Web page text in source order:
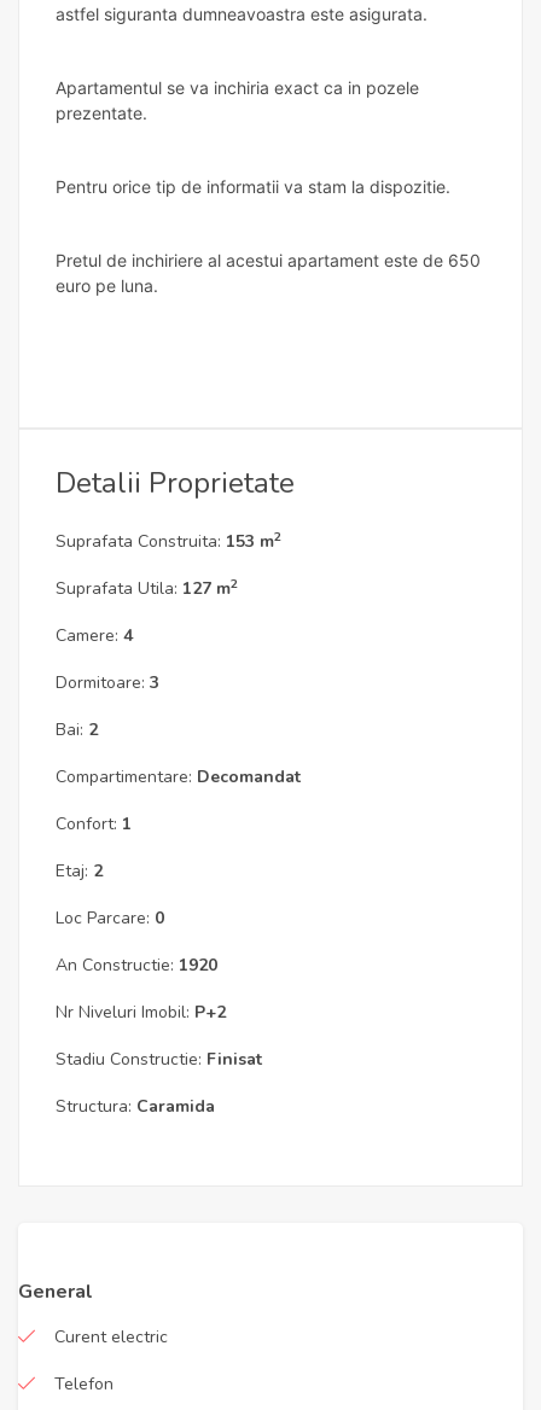
astfel siguranta dumneavoastra este asigurata.
Apartamentul se va inchiria exact ca in pozele
prezentate.
Pentru orice tip de informatii va stam la dispozitie.
Pretul de inchiriere al acestui apartament este de 650
euro pe luna.
Detalii Proprietate
Suprafata Construita: 153 m2
Suprafata Utila: 127 m2
Camere: 4
Dormitoare: 3
Bai: 2
Compartimentare: Decomandat
Confort: 1
Etaj: 2
Loc Parcare: 0
An Constructie: 1920
Nr Niveluri Imobil: P+2
Stadiu Constructie: Finisat
Structura: Caramida
General
Curent electric
Telefon